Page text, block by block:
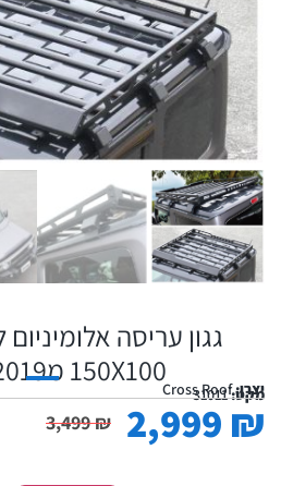
גגון עריסה אלומיניום
150X100 מ2019 ומעלה
יצרן:Cross Roofמקט:31011
3,499₪ 2,999 ₪